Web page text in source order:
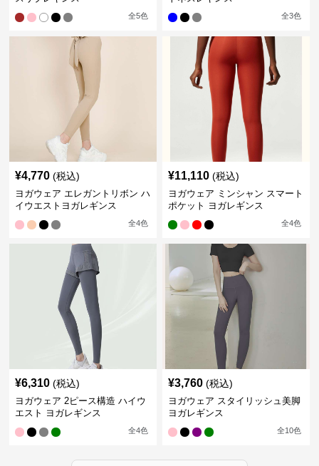
全5色 全3色
¥4,770 (税込)
ヨガウェア エレガントリボン ハ
イウエストヨガレギンス
全4色
¥11,110 (税込)
ヨガウェア ミンシャン スマート
ポケット ヨガレギンス
全4色
¥6,310 (税込)
ヨガウェア 2ピース構造 ハイウ
エスト ヨガレギンス
全4色
¥3,760 (税込)
ヨガウェア スタイリッシュ美脚
ヨガレギンス
全10色